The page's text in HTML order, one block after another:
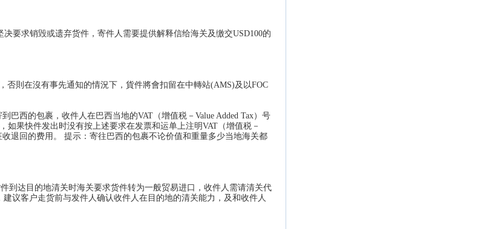
要求销毁或遗弃货件，寄件人需要提供解释信给海关及缴交USD100的
否則在沒有事先通知的情況下，貨件將會扣留在中轉站(AMS)及以FOC
巴西的包裹，收件人在巴西当地的VAT（增值税－Value Added Tax）号
果快件发出时没有按上述要求在发票和运单上注明VAT（增值税－
退回的费用。 提示：寄往巴西的包裹不论价值和重量多少当地海关都
到达目的地清关时海关要求货件转为一般贸易进口，收件人需请清关代
议客户走货前与发件人确认收件人在目的地的清关能力，及和收件人